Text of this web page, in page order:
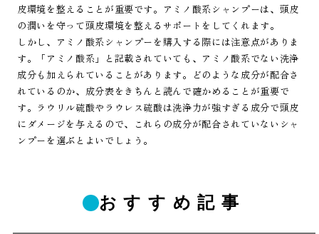
皮環境を整えることが重要です。アミノ酸系シャンプーは、頭皮
の潤いを守って頭皮環境を整えるサポートをしてくれます。
しかし、アミノ酸系シャンプーを購入する際には注意点がありま
す。「アミノ酸系」と記載されていても、アミノ酸系でない洗浄
成分も加えられていることがあります。どのような成分が配合さ
れているのか、成分表をきちんと読んで確かめることが重要で
す。ラウリル硫酸やラウレス硫酸は洗浄力が強すぎる成分で頭皮
にダメージを与えるので、これらの成分が配合されていないシャ
ンプーを選ぶとよいでしょう。
おすすめ記事